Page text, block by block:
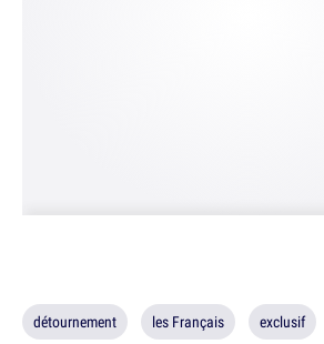
détournement les Français exclusif